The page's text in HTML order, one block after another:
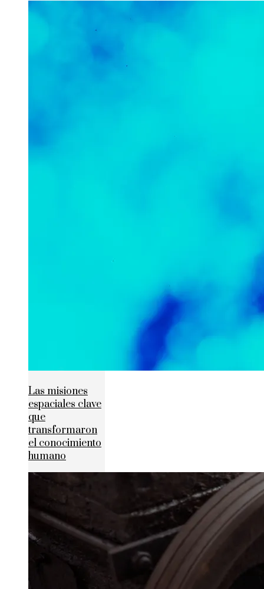
Las misiones
espaciales clave
que
transformaron
el conocimiento
humano